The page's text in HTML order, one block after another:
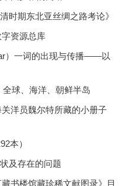
时期东北亚丝绸之路考论》
字资源总库
）一词的出现与传播——以
球、海洋、朝鲜半岛
洋员魏尔特所藏的小册子
本）
及存在的问题
书楼馆藏珍稀文献图录》目